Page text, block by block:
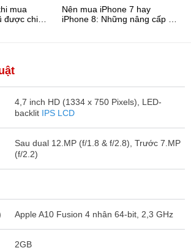
mua
được chia
Nên mua iPhone 7 hay
iPhone 8: Những nâng cấp có
4,7 inch HD (1334 x 750 Pixels), LED-
backlit IPS LCD
Sau dual 12.MP (f/1.8 & f/2.8), Trước 7.MP
(f/2.2)
Apple A10 Fusion 4 nhân 64-bit, 2,3 GHz
2GB